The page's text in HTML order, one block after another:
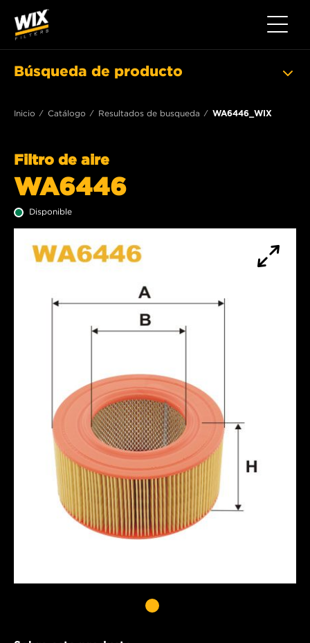
Toggle
Búsqueda de producto
Inicio Catálogo Resultados de busqueda WA6446_WIX
Filtro de aire
WA6446
Disponible